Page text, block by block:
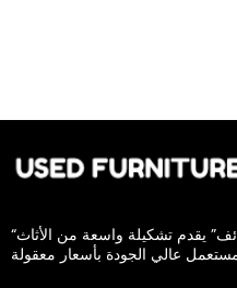
“أفضل شراء أثاث مستعمل في الطائف” يقدم تشكيلة واسعة من الأثاث